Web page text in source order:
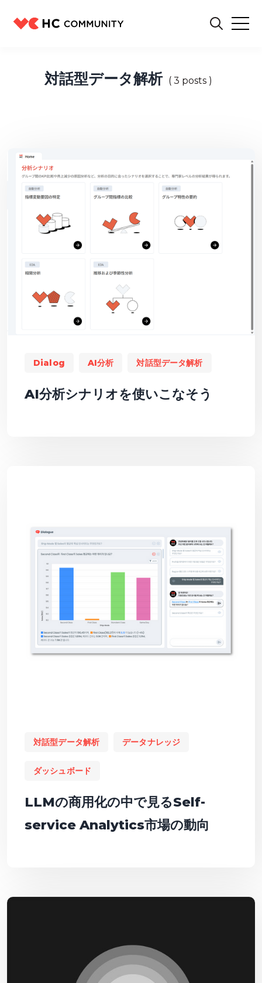
対話型データ解析 ( 3 posts )
Dialog AI分析 対話型データ解析
AI分析シナリオを使いこなそう
対話型データ解析 データナレッジ
ダッシュボード
LLMの商用化の中で見るSelf-
service Analytics市場の動向